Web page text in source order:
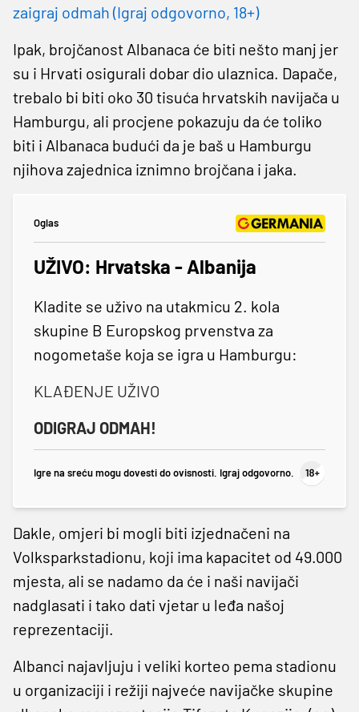
zaigraj odmah (Igraj odgovorno, 18+)
Ipak, brojčanost Albanaca će biti nešto manj jer
su i Hrvati osigurali dobar dio ulaznica. Dapače,
trebalo bi biti oko 30 tisuća hrvatskih navijača u
Hamburgu, ali procjene pokazuju da će toliko
biti i Albanaca budući da je baš u Hamburgu
njihova zajednica iznimno brojčana i jaka.
Oglas
UŽIVO: Hrvatska - Albanija
Kladite se uživo na utakmicu 2. kola
skupine B Europskog prvenstva za
nogometaše koja se igra u Hamburgu:
KLAĐENJE UŽIVO
ODIGRAJ ODMAH!
Igre na sreću mogu dovesti do ovisnosti. Igraj odgovorno.
Dakle, omjeri bi mogli biti izjednačeni na
Volksparkstadionu, koji ima kapacitet od 49.000
mjesta, ali se nadamo da će i naši navijači
nadglasati i tako dati vjetar u leđa našoj
reprezentaciji.
Albanci najavljuju i veliki korteo pema stadionu
u organizaciji i režiji najveće navijačke skupine